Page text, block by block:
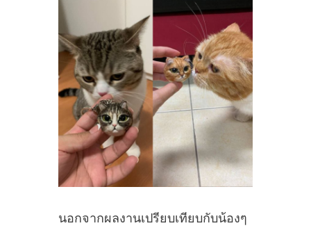
นอกจากผลงานเปรียบเทียบกับน้องๆ